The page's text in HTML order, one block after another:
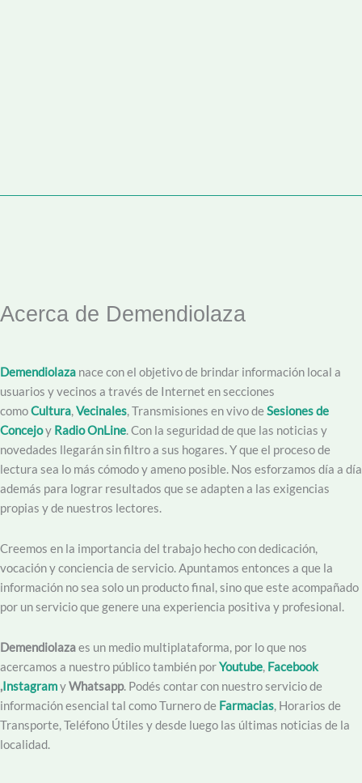
Acerca de Demendiolaza
Demendiolaza nace con el objetivo de brindar información local a
usuarios y vecinos a través de Internet en secciones
comoCultura,Vecinales, Transmisiones en vivo deSesiones de
Concejoy Radio OnLine. Con la seguridad de que las noticias y
novedades llegarán sin filtro a sus hogares. Y que el proceso de
lectura sea lo más cómodo y ameno posible. Nos esforzamos día a día
además para lograr resultados que se adapten a las exigencias
propias y de nuestros lectores.
Creemos en la importancia del trabajo hecho con dedicación,
vocación y conciencia de servicio. Apuntamos entonces a que la
información no sea solo un producto final, sino que este acompañado
por un servicio que genere una experiencia positiva y profesional.
Demendiolazaes un medio multiplataforma, por lo que nos
acercamos a nuestro público también porYoutube, Facebook
,InstagramyWhatsapp. Podés contar con nuestro servicio de
información esencial tal como Turnero de Farmacias, Horarios de
Transporte, Teléfono Útiles y desde luego las últimas noticias de la
localidad.